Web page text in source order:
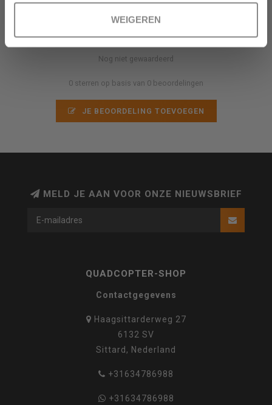
WEIGEREN
SNAPTAIN H823H mini drone nu met 3 accu's
Nog niet gewaardeerd
0 sterren op basis van 0 beoordelingen
JE BEOORDELING TOEVOEGEN
MELD JE AAN VOOR ONZE NIEUWSBRIEF
QUADCOPTER-SHOP
Contactgegevens
Haagsittarderweg 27
6132 SV
Sittard, Nederland
+31634786988
+31634786988